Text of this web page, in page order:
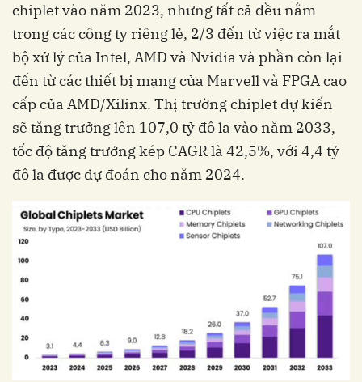
chiplet vào năm 2023, nhưng tất cả đều nằm
trong các công ty riêng lẻ, 2/3 đến từ việc ra mắt
bộ xử lý của Intel, AMD và Nvidia và phần còn lại
đến từ các thiết bị mạng của Marvell và FPGA cao
cấp của AMD/Xilinx. Thị trường chiplet dự kiến
sẽ tăng trưởng lên 107,0 tỷ đô la vào năm 2033,
tốc độ tăng trưởng kép CAGR là 42,5%, với 4,4 tỷ
đô la được dự đoán cho năm 2024.